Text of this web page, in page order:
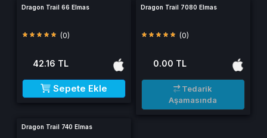
Dragon Trail 66 Elmas
(0)
42.16 TL
Sepete Ekle
Dragon Trail 7080 Elmas
(0)
0.00 TL
Tedarik
Aşamasında
Dragon Trail 740 Elmas